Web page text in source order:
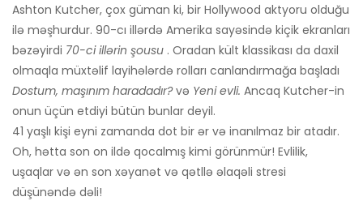
Ashton Kutcher, çox güman ki, bir Hollywood aktyoru olduğu
ilə məşhurdur. 90-cı illərdə Amerika sayəsində kiçik ekranları
bəzəyirdi 70-ci illərin şousu . Oradan kült klassikası da daxil
olmaqla müxtəlif layihələrdə rolları canlandırmağa başladı
Dostum, maşınım haradadır?və Yeni evli. Ancaq Kutcher-in
onun üçün etdiyi bütün bunlar deyil.
41 yaşlı kişi eyni zamanda dot bir ər və inanılmaz bir atadır.
Oh, hətta son on ildə qocalmış kimi görünmür! Evlilik,
uşaqlar və ən son xəyanət və qətllə əlaqəli stresi
düşünəndə dəli!